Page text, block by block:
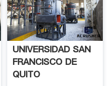
UNIVERSIDAD SAN
FRANCISCO DE
QUITO